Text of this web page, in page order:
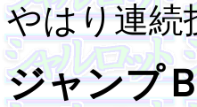
やはり連続
ジャンプ